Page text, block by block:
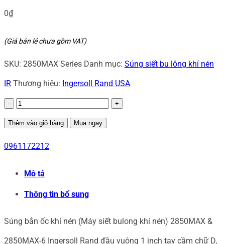
0₫
(Giá bán lẻ chưa gồm VAT)
SKU: 2850MAX Series Danh mục: Súng siết bu lông khí nén
IR Thương hiệu: Ingersoll Rand USA
Súng
bắn
ốc
2850MAX
Ingersoll
Rand
Thêm vào giỏ hàng Mua ngay
0961172212
Mô tả
Thông tin bổ sung
Súng bắn ốc khí nén (Máy siết bulong khí nén) 2850MAX &
2850MAX-6 Ingersoll Rand đầu vuông 1 inch tay cầm chữ D,